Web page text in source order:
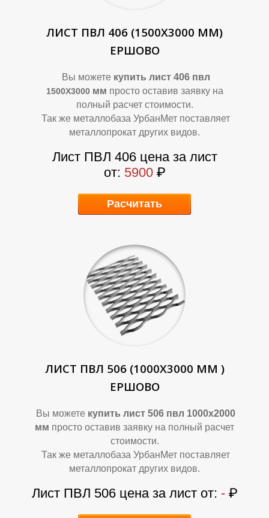
Д
ЛИСТ ПВЛ 406 (1500Х3000 ММ)
ЕРШОВО
Вы можете купить лист 406 пвл
1500Х3000 мм просто оставив заявку на
полный расчет стоимости.
Так же металлобаза УрбанМет поставляет
металлопрокат других видов.
Лист ПВЛ 406 цена за лист
от: 5900 ₽
Расчитать
ЛИСТ ПВЛ 506 (1000Х3000 ММ )
ЕРШОВО
Вы можете купить лист 506 пвл 1000х2000
мм просто оставив заявку на полный расчет
стоимости.
Так же металлобаза УрбанМет поставляет
металлопрокат других видов.
Лист ПВЛ 506 цена за лист от: - ₽
Д